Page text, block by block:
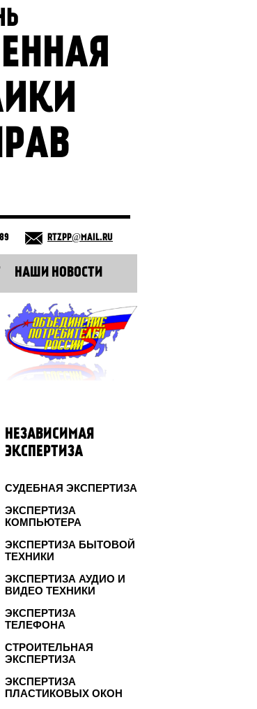
RTZPP@MAIL.RU
НАШИ НОВОСТИ
НЕЗАВИСИМАЯ
ЭКСПЕРТИЗА
СУДЕБНАЯ ЭКСПЕРТИЗА
ЭКСПЕРТИЗА
КОМПЬЮТЕРА
ЭКСПЕРТИЗА БЫТОВОЙ
ТЕХНИКИ
ЭКСПЕРТИЗА АУДИО И
ВИДЕО ТЕХНИКИ
ЭКСПЕРТИЗА
ТЕЛЕФОНА
СТРОИТЕЛЬНАЯ
ЭКСПЕРТИЗА
ЭКСПЕРТИЗА
ПЛАСТИКОВЫХ ОКОН